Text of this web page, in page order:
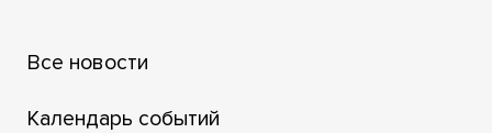
Все новости
Календарь событий